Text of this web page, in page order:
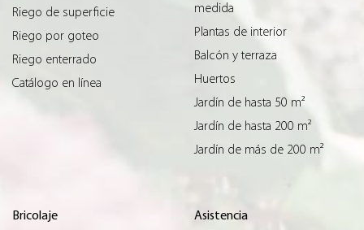
Riego de superficie
Riego por goteo
Riego enterrado
Catálogo en línea
medida
Plantas de interior
Balcón y terraza
Huertos
Jardín de hasta 50 m²
Jardín de hasta 200 m²
Jardín de más de 200 m²
Bricolaje
Asistencia